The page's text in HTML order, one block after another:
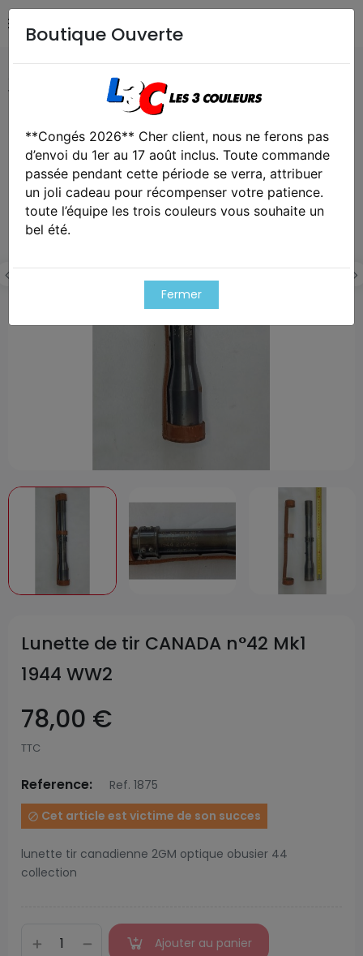
Collection
WW2
Cet article est victime de son succes
Lunette de tir CANADA n°42 Mk1
1944 WW2
78,00 €
TTC
Reference: Ref. 1875
 Cet article est victime de son succes
lunette tir canadienne 2GM optique obusier 44
collection
Ajouter au panier
Boutique Ouverte
**Congés 2026** Cher client, nous ne ferons pas
d’envoi du 1er au 17 août inclus. Toute commande
passée pendant cette période se verra, attribuer
un joli cadeau pour récompenser votre patience.
toute l’équipe les trois couleurs vous souhaite un
bel été.
Fermer